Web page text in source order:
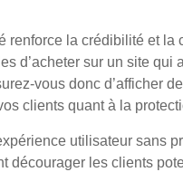
renforce la crédibilité et la
d’acheter sur un site qui
vous donc d’afficher
clients quant à la
utilisateur sans
décourager les clients